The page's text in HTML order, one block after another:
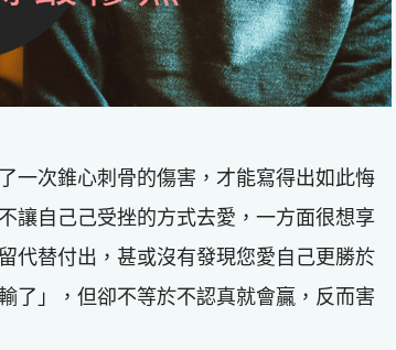
一次錐心刺骨的傷害，才能寫得出如此悔
讓自己己受挫的方式去愛，一方面很想享
代替付出，甚或沒有發現您愛自己更勝於
了」，但卻不等於不認真就會贏，反而害